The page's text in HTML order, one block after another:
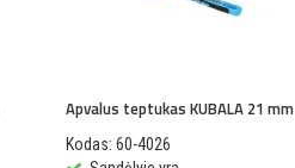
Apvalus teptukas KUBALA 21 mm
Kodas: 60-4026